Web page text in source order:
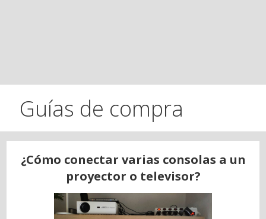
Guías de compra
¿Cómo conectar varias consolas a un
proyector o televisor?